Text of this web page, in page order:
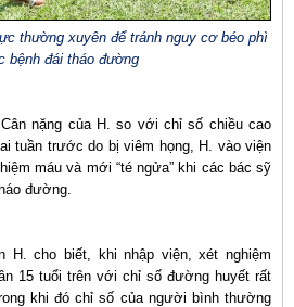
thường xuyên để tránh nguy cơ béo phì
bệnh đái tháo đường
nặng của H. so với chỉ số chiều cao
tuần trước do bị viêm họng, H. vào viện
máu và mới “té ngửa” khi các bác sỹ
đường.
H. cho biết, khi nhập viện, xét nghiệm
15 tuổi trên với chỉ số đường huyết rất
khi đó chỉ số của người bình thường